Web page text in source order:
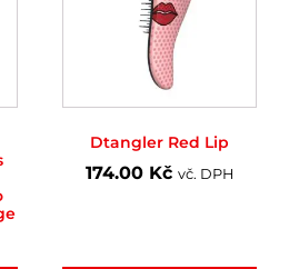
Dtangler Red Lip
174.00 Kč vč. DPH